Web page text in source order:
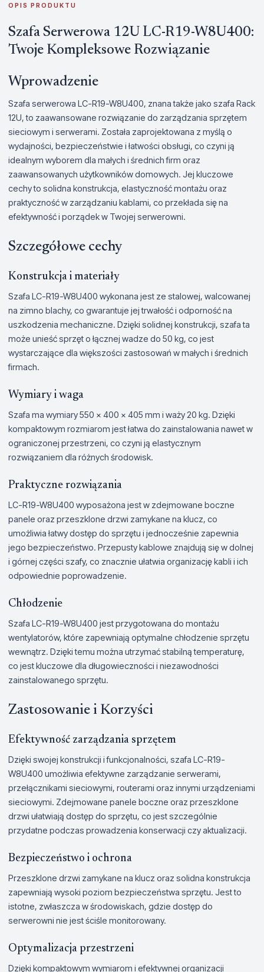
OPIS PRODUKTU
Szafa Serwerowa 12U LC-R19-W8U400:
Twoje Kompleksowe Rozwiązanie
Wprowadzenie
Szafa serwerowa LC-R19-W8U400, znana także jako szafa Rack
12U, to zaawansowane rozwiązanie do zarządzania sprzętem
sieciowym i serwerami. Została zaprojektowana z myślą o
wydajności, bezpieczeństwie i łatwości obsługi, co czyni ją
idealnym wyborem dla małych i średnich firm oraz
zaawansowanych użytkowników domowych. Jej kluczowe
cechy to solidna konstrukcja, elastyczność montażu oraz
praktyczność w zarządzaniu kablami, co przekłada się na
efektywność i porządek w Twojej serwerowni.
Szczegółowe cechy
Konstrukcja i materiały
Szafa LC-R19-W8U400 wykonana jest ze stalowej, walcowanej
na zimno blachy, co gwarantuje jej trwałość i odporność na
uszkodzenia mechaniczne. Dzięki solidnej konstrukcji, szafa ta
może unieść sprzęt o łącznej wadze do 50 kg, co jest
wystarczające dla większości zastosowań w małych i średnich
firmach.
Wymiary i waga
Szafa ma wymiary 550 x 400 x 405 mm i waży 20 kg. Dzięki
kompaktowym rozmiarom jest łatwa do zainstalowania nawet w
ograniczonej przestrzeni, co czyni ją elastycznym
rozwiązaniem dla różnych środowisk.
Praktyczne rozwiązania
LC-R19-W8U400 wyposażona jest w zdejmowane boczne
panele oraz przeszklone drzwi zamykane na klucz, co
umożliwia łatwy dostęp do sprzętu i jednocześnie zapewnia
jego bezpieczeństwo. Przepusty kablowe znajdują się w dolnej
i górnej części szafy, co znacznie ułatwia organizację kabli i ich
odpowiednie poprowadzenie.
Chłodzenie
Szafa LC-R19-W8U400 jest przygotowana do montażu
wentylatorów, które zapewniają optymalne chłodzenie sprzętu
wewnątrz. Dzięki temu można utrzymać stabilną temperaturę,
co jest kluczowe dla długowieczności i niezawodności
zainstalowanego sprzętu.
Zastosowanie i Korzyści
Efektywność zarządzania sprzętem
Dzięki swojej konstrukcji i funkcjonalności, szafa LC-R19-
W8U400 umożliwia efektywne zarządzanie serwerami,
przełącznikami sieciowymi, routerami oraz innymi urządzeniami
sieciowymi. Zdejmowane panele boczne oraz przeszklone
drzwi ułatwiają dostęp do sprzętu, co jest szczególnie
przydatne podczas prowadzenia konserwacji czy aktualizacji.
Bezpieczeństwo i ochrona
Przeszklone drzwi zamykane na klucz oraz solidna konstrukcja
zapewniają wysoki poziom bezpieczeństwa sprzętu. Jest to
istotne, zwłaszcza w środowiskach, gdzie dostęp do
serwerowni nie jest ściśle monitorowany.
Optymalizacja przestrzeni
Dzięki kompaktowym wymiarom i efektywnej organizacji